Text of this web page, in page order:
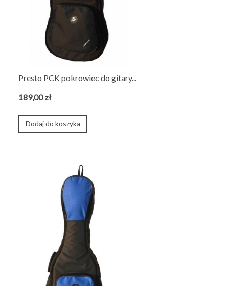
Presto PCK pokrowiec do gitary...
189,00 zł
Dodaj do koszyka